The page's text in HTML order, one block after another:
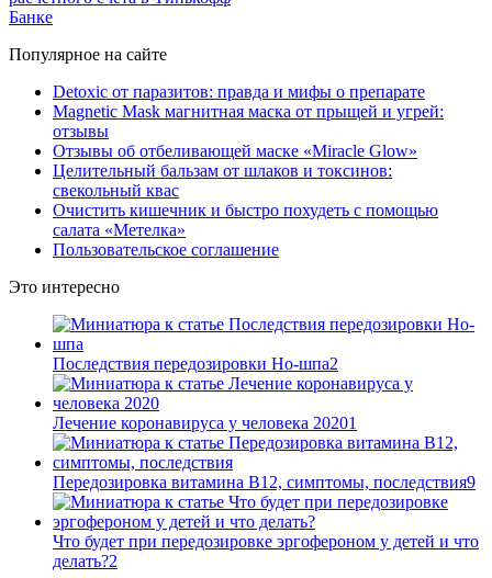
Банке
Популярное на сайте
Detoxic от паразитов: правда и мифы о препарате
Magnetic Mask магнитная маска от прыщей и угрей:
отзывы
Отзывы об отбеливающей маске «Miracle Glow»
Целительный бальзам от шлаков и токсинов:
свекольный квас
Очистить кишечник и быстро похудеть с помощью
салата «Метелка»
Пользовательское соглашение
Это интересно
Последствия передозировки Но-шпа2
Лечение коронавируса у человека 20201
Передозировка витамина В12, симптомы, последствия9
Что будет при передозировке эргофероном у детей и что
делать?2